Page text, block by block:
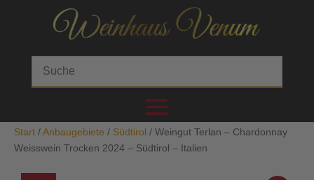
Start/Anbaugebiete / Südtirol / Weingut Terlan – Chardonnay
Weisswein Trocken 2024 – Südtirol – Italien